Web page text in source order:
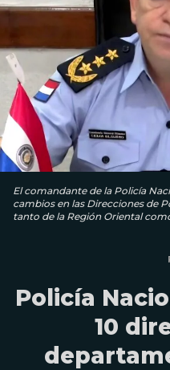
El comandante de la Policía
cambios en las Direcciones de
tanto de la Región Oriental
Policía
10